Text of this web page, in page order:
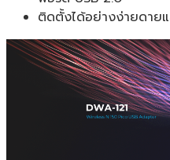
ไทย
Limited
Lifetime
Warranty
ติดตั้งได้อย่างง่ายดายแ